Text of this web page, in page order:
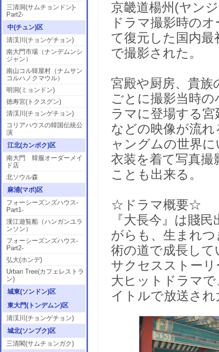
三清洞(サムチョンドン)-
Part2-
中(チュン)区
清渓川(チョンゲチョン)
南大門市場（ナンデムンシ
ジャン）
南山コル韓屋村（ナムサン
コルハノクマウル）
明洞(ミョンドン)
徳寿宮(トクスグン)
清渓川(チョンゲチョン)
コリアハウスの韓国伝統公
演
江北(カンボク)区
南大門 韓服オーダーメイ
ド店
北ソウル森
麻浦(マポ)区
フォーシーズンズハウス-
Part1-
漢江遊覧船（ハンガンユラ
ンソン）
フォーシーズンズハウス-
Part2-
弘大(ホンデ)
Urban Tree(カフェレストラ
ン)
城東(ソンドン)区
東大門(トンデムン)区
清渓川(チョンゲチョン)
城北(ソンブク)区
三清閣(サムチョンガク)
京畿道楊州(ヤン
ドラマ撮影時の
て復元した国内
で撮影された。
宮殿や厨房、貴族
ごとに撮影当時
ラマに登場する
などの映像が流
ャングムの世界
衣装を着て写真
ことも出来る。
☆ドラマ概要☆
『大長今』は賤
がらも、生まれ
術の道で成長し
サクセスストー
大ヒットドラマ
イトルで放送さ